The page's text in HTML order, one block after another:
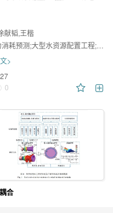
献韬,王楷
预测;大型水资源配置工程;多区域预测
>
0
合